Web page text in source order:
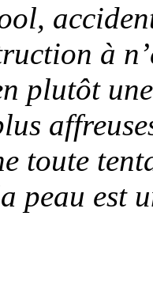
à
plutôt
toute
peau est